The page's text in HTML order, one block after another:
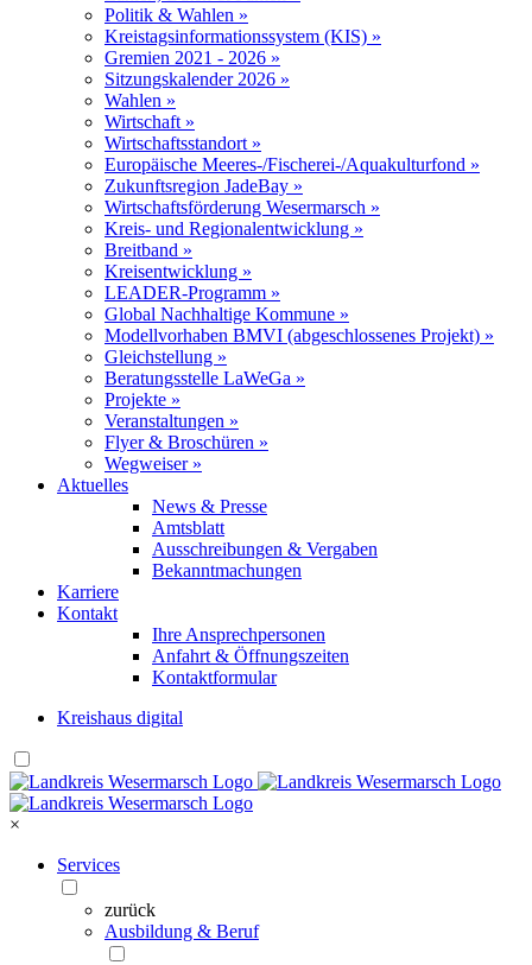
Politik & Wahlen »
Kreistagsinformationssystem (KIS) »
Gremien 2021 - 2026 »
Sitzungskalender 2026 »
Wahlen »
Wirtschaft »
Wirtschaftsstandort »
Europäische Meeres-/Fischerei-/Aquakulturfond »
Zukunftsregion JadeBay »
Wirtschaftsförderung Wesermarsch »
Kreis- und Regionalentwicklung »
Breitband »
Kreisentwicklung »
LEADER-Programm »
Global Nachhaltige Kommune »
Modellvorhaben BMVI (abgeschlossenes Projekt) »
Gleichstellung »
Beratungsstelle LaWeGa »
Projekte »
Veranstaltungen »
Flyer & Broschüren »
Wegweiser »
Aktuelles
News & Presse
Amtsblatt
Ausschreibungen & Vergaben
Bekanntmachungen
Karriere
Kontakt
Ihre Ansprechpersonen
Anfahrt & Öffnungszeiten
Kontaktformular
Kreishaus digital
×
Services
zurück
Ausbildung & Beruf